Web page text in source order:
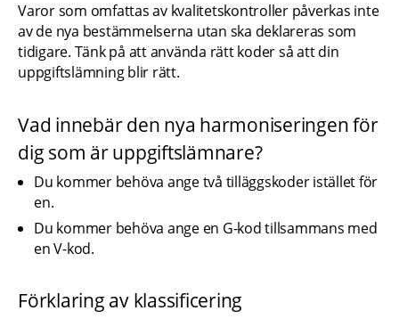
Varor som omfattas av kvalitetskontroller påverkas inte
av de nya bestämmelserna utan ska deklareras som
tidigare. Tänk på att använda rätt koder så att din
uppgiftslämning blir rätt.
Vad innebär den nya harmoniseringen för
dig som är uppgiftslämnare?
Du kommer behöva ange två tilläggskoder istället för
en.
Du kommer behöva ange en G-kod tillsammans med
en V-kod.
Förklaring av klassificering